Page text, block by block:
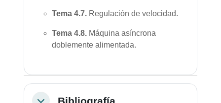
Tema 4.7. Regulación de velocidad.
Tema 4.8. Máquina asíncrona
doblemente alimentada.
Bibliografía